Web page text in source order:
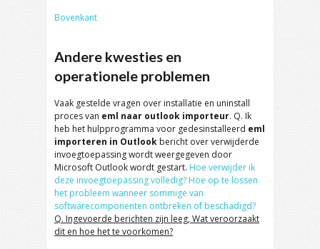
Bovenkant
Andere kwesties en
operationele problemen
Vaak gestelde vragen over installatie en uninstall
proces van eml naar outlook importeur. Q. Ik
heb het hulpprogramma voor gedesinstalleerd eml
importeren in Outlook bericht over verwijderde
invoegtoepassing wordt weergegeven door
Microsoft Outlook wordt gestart. Hoe verwijder ik
deze invoegtoepassing volledig? Hoe op te lossen
het probleem wanneer sommige van
softwarecomponenten ontbreken of beschadigd?
Q. Ingevoerde berichten zijn leeg, Wat veroorzaakt
dit en hoe het te voorkomen?